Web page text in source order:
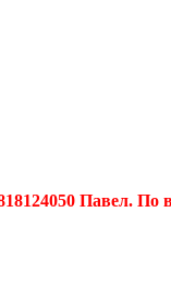
Павел. По